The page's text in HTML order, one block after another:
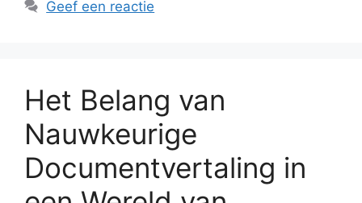
Geef een reactie
Het Belang van
Nauwkeurige
Documentvertaling in